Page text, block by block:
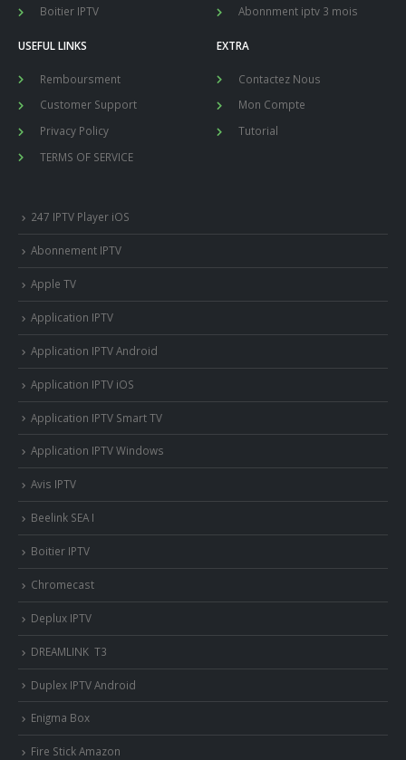
Boitier IPTV
Abonnment iptv 3 mois
USEFUL LINKS
Remboursment
Customer Support
Privacy Policy
TERMS OF SERVICE
EXTRA
Contactez Nous
Mon Compte
Tutorial
247 IPTV Player iOS
Abonnement IPTV
Apple TV
Application IPTV
Application IPTV Android
Application IPTV iOS
Application IPTV Smart TV
Application IPTV Windows
Avis IPTV
Beelink SEA I
Boitier IPTV
Chromecast
Deplux IPTV
DREAMLINK T3
Duplex IPTV Android
Enigma Box
Fire Stick Amazon